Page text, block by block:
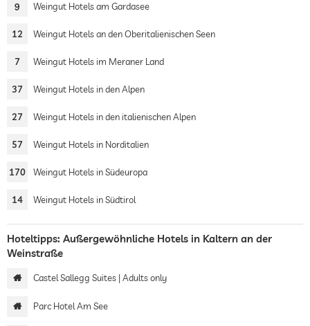
9 Weingut Hotels am Gardasee
12 Weingut Hotels an den Oberitalienischen Seen
7 Weingut Hotels im Meraner Land
37 Weingut Hotels in den Alpen
27 Weingut Hotels in den italienischen Alpen
57 Weingut Hotels in Norditalien
170 Weingut Hotels in Südeuropa
14 Weingut Hotels in Südtirol
Hoteltipps: Außergewöhnliche Hotels in Kaltern an der
Weinstraße
Castel Sallegg Suites | Adults only
Parc Hotel Am See